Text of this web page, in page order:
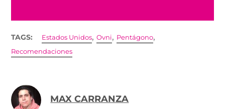
TAGS: Estados Unidos,Ovni, Pentágono,
Recomendaciones
MAX CARRANZA